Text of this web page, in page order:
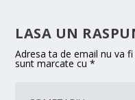
LASA UN
Adresa ta de email nu va fi
sunt marcate cu*